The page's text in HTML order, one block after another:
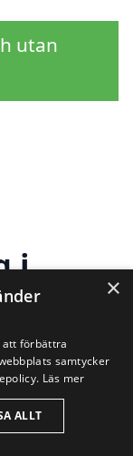
utan
i
bostad är
×
att förbättra
samtycker
Läs mer
ALLT